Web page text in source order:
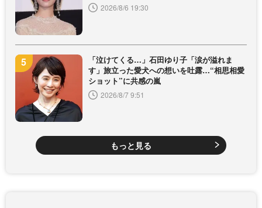
2026/8/6 19:30
「泣けてくる…」石田ゆり子「涙が溢れま
す」旅立った愛犬への想いを吐露…“相思相愛
ショット”に共感の嵐
2026/8/7 9:51
もっと見る